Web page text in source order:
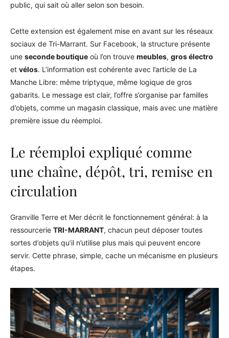
public, qui sait où aller selon son besoin.
Cette extension est également mise en avant sur les réseaux
sociaux de Tri-Marrant. Sur Facebook, la structure présente
une seconde boutique où l’on trouve meubles, gros électro
et vélos. L’information est cohérente avec l’article de La
Manche Libre: même triptyque, même logique de gros
gabarits. Le message est clair, l’offre s’organise par familles
d’objets, comme un magasin classique, mais avec une matière
première issue du réemploi.
Le réemploi expliqué comme
une chaîne, dépôt, tri, remise en
circulation
Granville Terre et Mer décrit le fonctionnement général: à la
ressourcerie TRI-MARRANT, chacun peut déposer toutes
sortes d’objets qu’il n’utilise plus mais qui peuvent encore
servir. Cette phrase, simple, cache un mécanisme en plusieurs
étapes.